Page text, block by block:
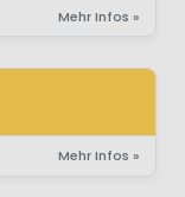
Mehr Infos »
Mehr Infos »